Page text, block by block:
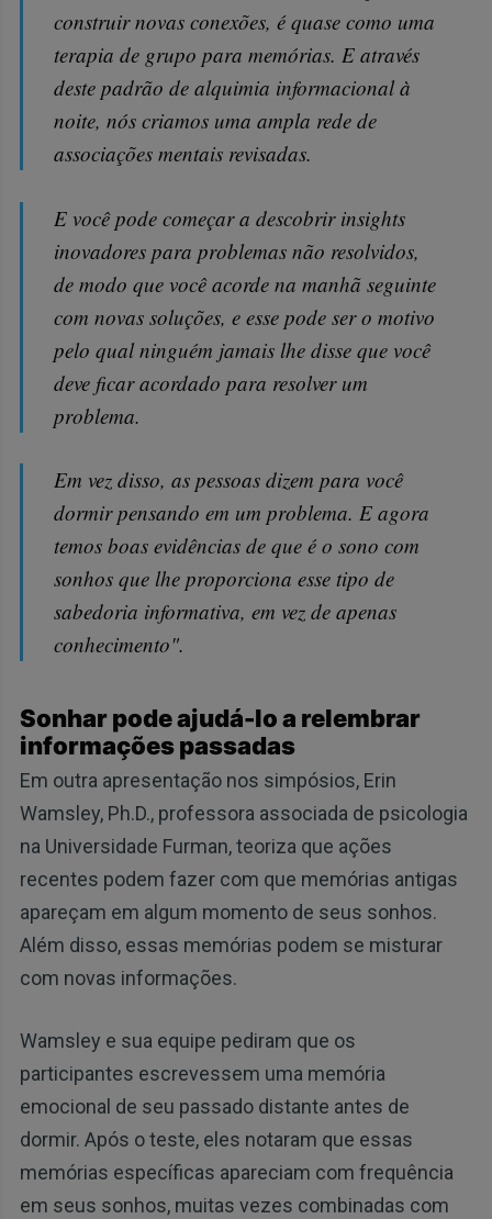
construir novas conexões, é quase como uma
terapia de grupo para memórias. E através
deste padrão de alquimia informacional à
noite, nós criamos uma ampla rede de
associações mentais revisadas.
E você pode começar a descobrir insights
inovadores para problemas não resolvidos,
de modo que você acorde na manhã seguinte
com novas soluções, e esse pode ser o motivo
pelo qual ninguém jamais lhe disse que você
deve ficar acordado para resolver um
problema.
Em vez disso, as pessoas dizem para você
dormir pensando em um problema. E agora
temos boas evidências de que é o sono com
sonhos que lhe proporciona esse tipo de
sabedoria informativa, em vez de apenas
conhecimento".
Sonhar pode ajudá-lo a relembrar
informações passadas
Em outra apresentação nos simpósios, Erin
Wamsley, Ph.D., professora associada de psicologia
na Universidade Furman, teoriza que ações
recentes podem fazer com que memórias antigas
apareçam em algum momento de seus sonhos.
Além disso, essas memórias podem se misturar
com novas informações.
Wamsley e sua equipe pediram que os
participantes escrevessem uma memória
emocional de seu passado distante antes de
dormir. Após o teste, eles notaram que essas
memórias específicas apareciam com frequência
em seus sonhos, muitas vezes combinadas com